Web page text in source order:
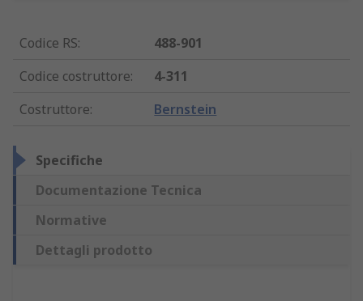
Codice RS:
488-901
Codice costruttore:
4-311
Costruttore: Bernstein
Specifiche
Documentazione Tecnica
Normative
Dettagli prodotto